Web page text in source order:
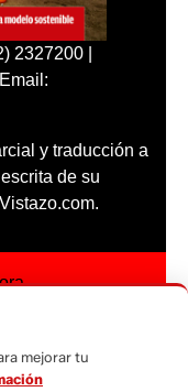
2327200 |
y traducción a
de su
mejorar tu